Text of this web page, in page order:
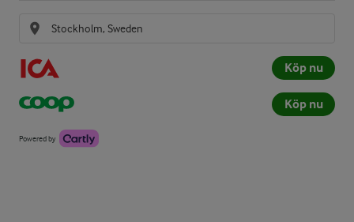
Köp nu
Köp nu
Powered by